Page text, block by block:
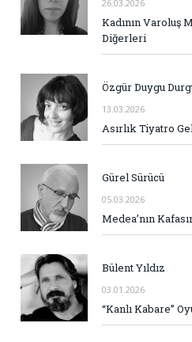
26.03.2026
Kadının Varoluş
Diğerleri
Özgür Duygu
13.03.2026
Asırlık Tiyatro
Gürel Sürücü
05.03.2026
Medea’nın
Bülent Yıldız
03.01.2026
“Kanlı Kabare”